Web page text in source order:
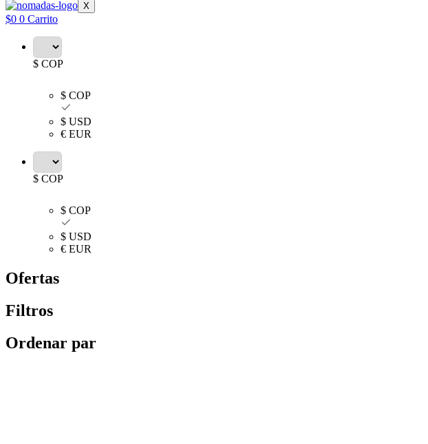
X
$0 0 Carrito
$ COP
$ COP
$ USD
€ EUR
$ COP
$ COP
$ USD
€ EUR
Ofertas
Filtros
Ordenar par